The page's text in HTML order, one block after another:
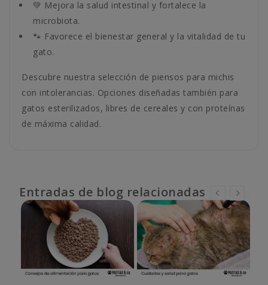
💚 Mejora la salud intestinal y fortalece la
microbiota.
🐾 Favorece el bienestar general y la vitalidad de tu
gato.
Descubre nuestra selección de piensos para michis
con intolerancias. Opciones diseñadas también para
gatos esterilizados, libres de cereales y con proteínas
de máxima calidad.
Entradas de blog relacionadas